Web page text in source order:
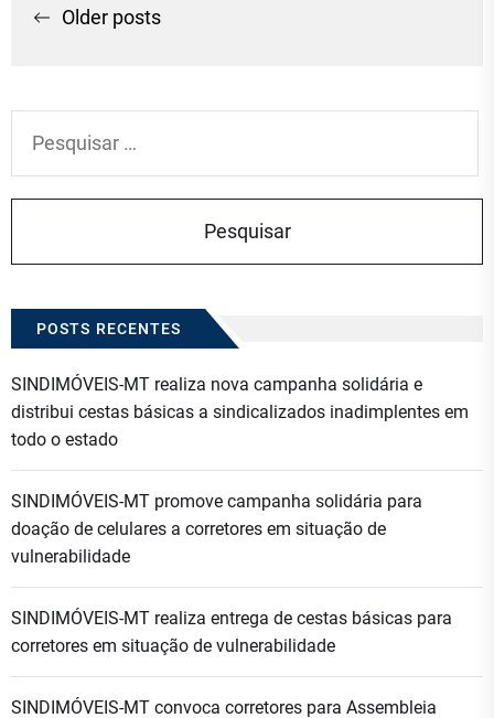
Navegação
Older posts
por:
POSTS RECENTES
SINDIMÓVEIS-MT realiza nova campanha solidária e
distribui cestas básicas a sindicalizados inadimplentes em
todo o estado
SINDIMÓVEIS-MT promove campanha solidária para
doação de celulares a corretores em situação de
vulnerabilidade
SINDIMÓVEIS-MT realiza entrega de cestas básicas para
corretores em situação de vulnerabilidade
SINDIMÓVEIS-MT convoca corretores para Assembleia